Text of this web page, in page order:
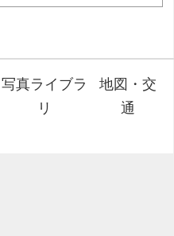
写真ライブラ
リ
地図・交
通